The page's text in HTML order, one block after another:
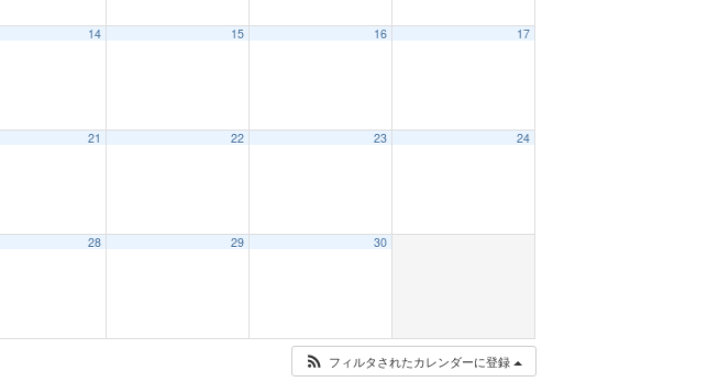
14 15 16 17
21 22 23 24
28 29 30
フィルタされたカレンダーに登録